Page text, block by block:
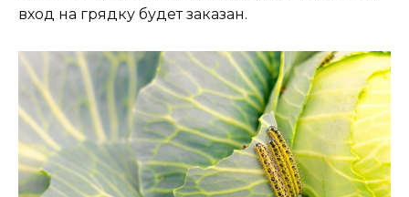
вход на грядку будет заказан.